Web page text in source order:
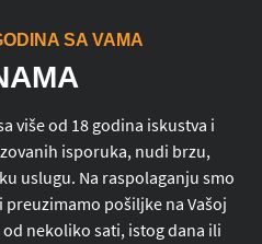
SA VAMA
više od 18 godina iskustva i
isporuka, nudi brzu,
uslugu. Na raspolaganju smo
preuzimamo pošiljke na Vašoj
nekoliko sati, istog dana ili